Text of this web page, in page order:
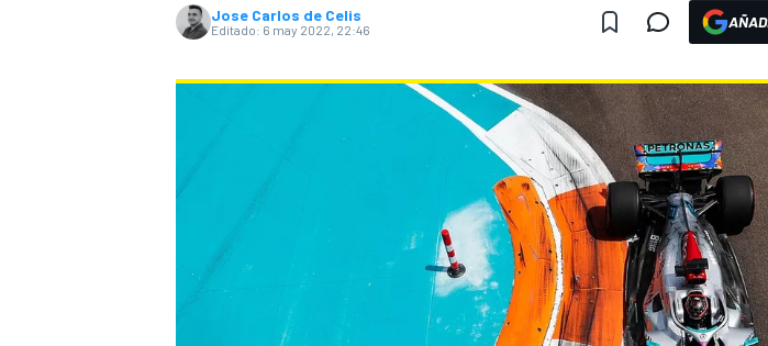
FÓRMULA E
Jose Carlos de Celis
Editado: 6 may 2022, 22:46